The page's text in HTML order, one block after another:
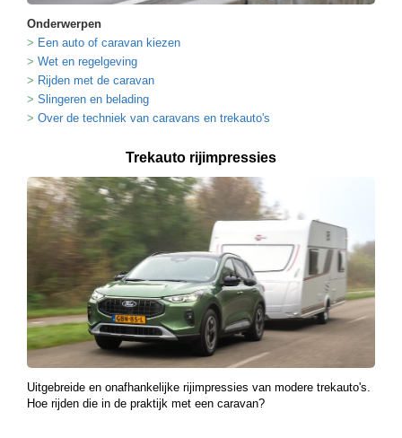
Onderwerpen
Een auto of caravan kiezen
Wet en regelgeving
Rijden met de caravan
Slingeren en belading
Over de techniek van caravans en trekauto's
Trekauto rijimpressies
Uitgebreide en onafhankelijke rijimpressies van modere trekauto's.
Hoe rijden die in de praktijk met een caravan?